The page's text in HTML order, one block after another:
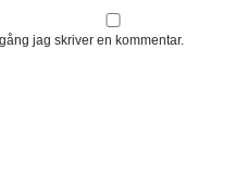
gång jag skriver en kommentar.